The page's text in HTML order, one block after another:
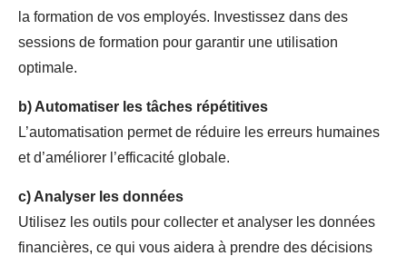
la formation de vos employés. Investissez dans des
sessions de formation pour garantir une utilisation
optimale.
b) Automatiser les tâches répétitives
L’automatisation permet de réduire les erreurs humaines
et d’améliorer l’efficacité globale.
c) Analyser les données
Utilisez les outils pour collecter et analyser les données
financières, ce qui vous aidera à prendre des décisions